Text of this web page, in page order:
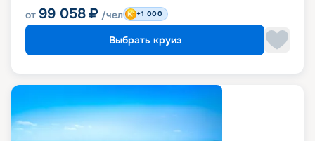
от 99 058 ₽ /чел +1 000
Выбрать круиз